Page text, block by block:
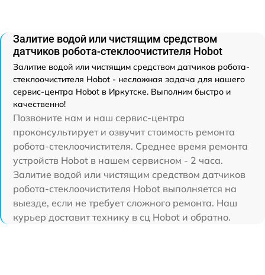
Залитие водой или чистящим средством
датчиков робота-стеклоочистителя Hobot
Залитие водой или чистящим средством датчиков робота-
стеклоочистителя Hobot - несложная задача для нашего
сервис-центра Hobot в Иркутске. Выполним быстро и
качественно!
Позвоните нам и наш сервис-центра
проконсультирует и озвучит стоимость ремонта
робота-стеклоочистителя. Среднее время ремонта
устройств Hobot в нашем сервисном - 2 часа.
Залитие водой или чистящим средством датчиков
робота-стеклоочистителя Hobot выполняется на
выезде, если не требует сложного ремонта. Наш
курьер доставит технику в сц Hobot и обратно.